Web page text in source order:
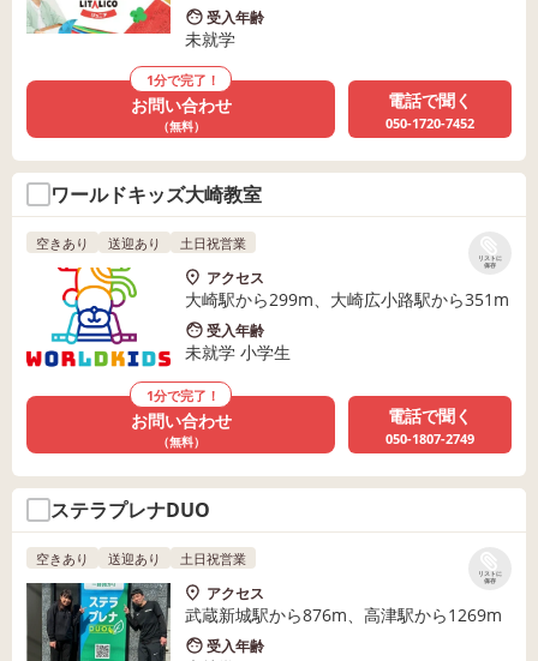
受入年齢
未就学
1分で完了！
お問い合わせ
（無料）
電話で聞く
050-1720-7452
ワールドキッズ大崎教室
リストに
保存
空きあり 送迎あり 土日祝営業
アクセス
大崎駅から299m、大崎広小路駅から351m
受入年齢
未就学 小学生
1分で完了！
お問い合わせ
（無料）
電話で聞く
050-1807-2749
ステラプレナDUO
リストに
保存
空きあり 送迎あり 土日祝営業
アクセス
武蔵新城駅から876m、高津駅から1269m
受入年齢